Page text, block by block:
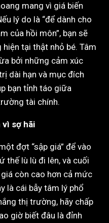
mang vì giá biến
lý do là “để dành cho
của hồi môn”, bạn sẽ
tại thật nhỏ bé. Tâm
bởi những cảm xúc
dài hạn và mục đích
bạn tỉnh táo giữa
tài chính.
sợ hãi
đợt “sập giá” để vào
thế lù lù đi lên, và cuối
còn cao hơn cả mức
là cái bẫy tâm lý phổ
thị trường, hãy chấp
giờ biết đâu là đỉnh